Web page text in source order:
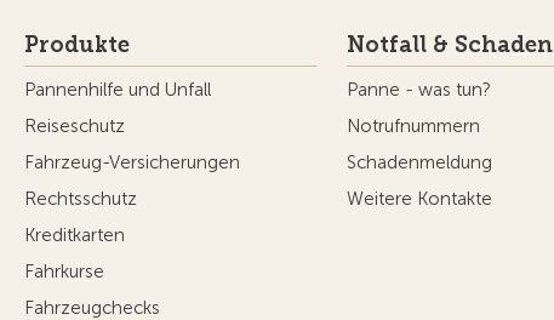
Produkte
Pannenhilfe und Unfall
Reiseschutz
Fahrzeug-Versicherungen
Rechtsschutz
Kreditkarten
Fahrkurse
Fahrzeugchecks
Notfall & Schaden
Panne - was tun?
Notrufnummern
Schadenmeldung
Weitere Kontakte